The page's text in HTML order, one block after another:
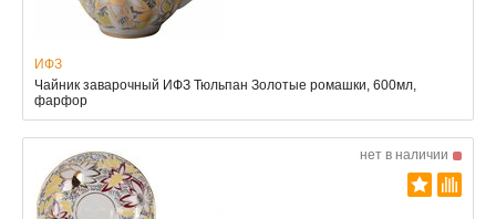
ИФЗ
Чайник заварочный ИФЗ Тюльпан Золотые ромашки, 600мл,
фарфор
нет в наличии